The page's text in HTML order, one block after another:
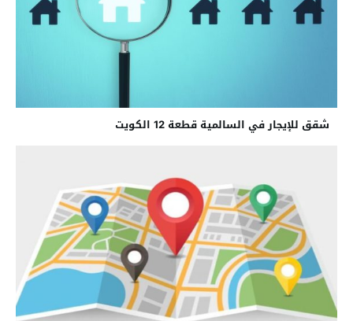
شقق للإيجار في السالمية قطعة 12 الكويت